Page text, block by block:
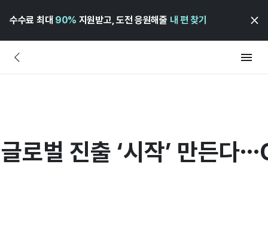
수수료 최대 90% 지원받고, 도전 응원해줄 내 편 찾기
로벌 진출 ‘시작’ 만든다